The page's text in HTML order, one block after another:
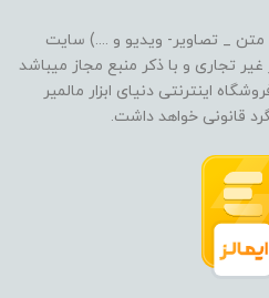
متن _ تصاویر- ویدیو و ....) سایت
غیر تجاری و با ذکر منبع مجاز میباشد
اینترنتی دنیای ابزار مالمیر
قانونی خواهد داشت.